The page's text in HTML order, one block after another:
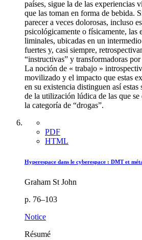
países, sigue la de las experiencias
que las toman en forma de bebida.
parecer a veces dolorosas, incluso
psicológicamente o físicamente, las
liminales, ubicadas en un
fuertes y, casi siempre,
“instructivas” y transformadoras
La noción de « trabajo »
movilizado y el impacto que estas
en su existencia distinguen así estas
de la utilización lúdica de las que
la categoría de “drogas”.
PDF
HTML
Hyperespace dans le cyberespace : DMT et
Graham St John
p. 76–103
Notice
Résumé